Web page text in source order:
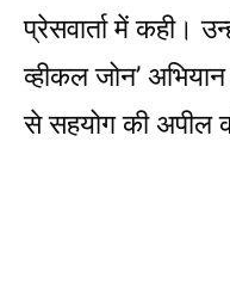
प्रेसवार्ता में कही।
व्हीकल जोन’
से सहयोग की अपील